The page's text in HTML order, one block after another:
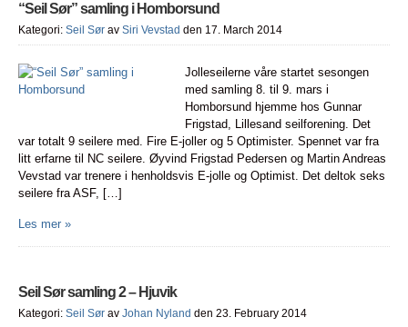
“Seil Sør” samling i Homborsund
Kategori: Seil Sør av Siri Vevstad den 17. March 2014
Jolleseilerne våre startet sesongen
med samling 8. til 9. mars i
Homborsund hjemme hos Gunnar
Frigstad, Lillesand seilforening. Det
var totalt 9 seilere med. Fire E-joller og 5 Optimister. Spennet var fra
litt erfarne til NC seilere. Øyvind Frigstad Pedersen og Martin Andreas
Vevstad var trenere i henholdsvis E-jolle og Optimist. Det deltok seks
seilere fra ASF, […]
Les mer »
Seil Sør samling 2 – Hjuvik
Kategori: Seil Sør av Johan Nyland den 23. February 2014